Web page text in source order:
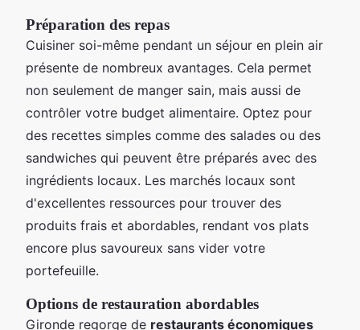
Préparation des repas
Cuisiner soi-même pendant un séjour en plein air
présente de nombreux avantages. Cela permet
non seulement de manger sain, mais aussi de
contrôler votre budget alimentaire. Optez pour
des recettes simples comme des salades ou des
sandwiches qui peuvent être préparés avec des
ingrédients locaux. Les marchés locaux sont
d'excellentes ressources pour trouver des
produits frais et abordables, rendant vos plats
encore plus savoureux sans vider votre
portefeuille.
Options de restauration abordables
Gironde regorge de restaurants économiques